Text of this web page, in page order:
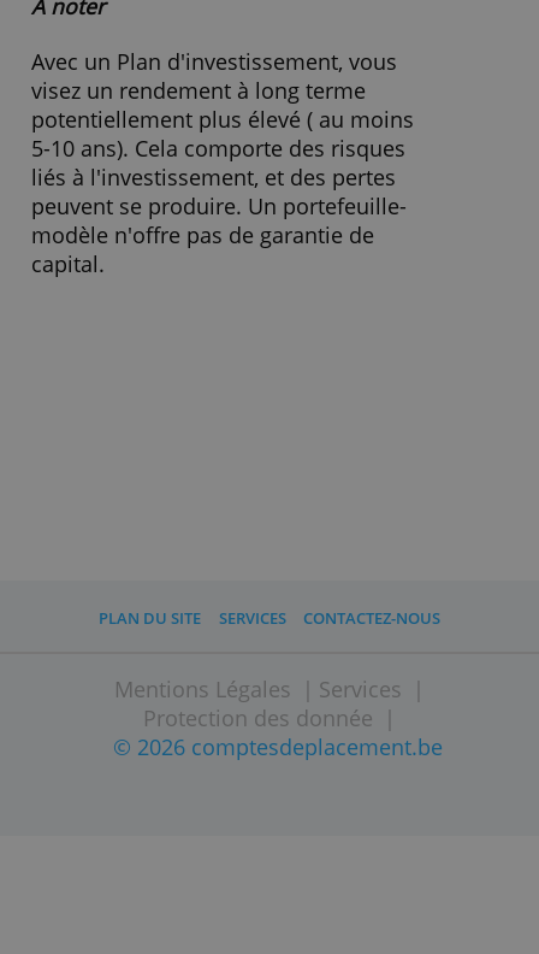
gestion d’entreprise.
Qui sont NN Investment Partners et
Morningstar ?
NN Investment Partners est un
gestionnaire d’actifs néerlandais,
expertisée dans les normes ESG.
5-10 ans). Cela comporte des risques
peuvent se produire. Un portefeuille-
modèle n'offre pas de garantie de
capital.